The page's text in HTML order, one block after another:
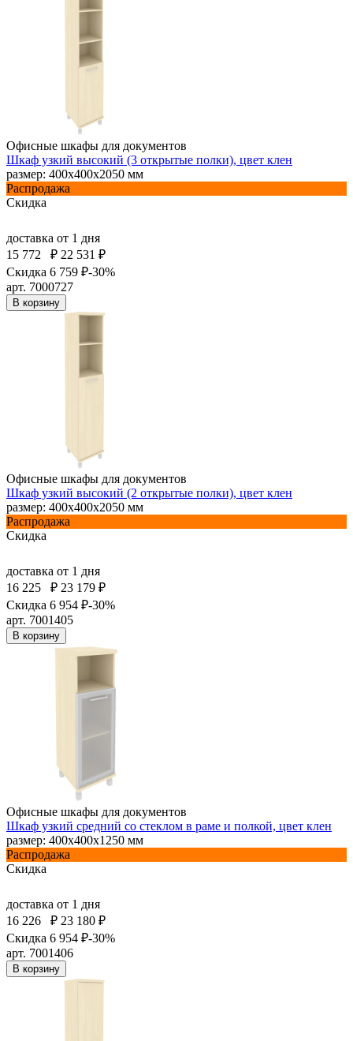
Офисные шкафы для документов
Шкаф узкий высокий (3 открытые полки), цвет клен
размер: 400х400х2050 мм
Распродажа
Скидка
доставка от 1 дня
15 772
₽ 22 531 ₽
Скидка 6 759 ₽-30%
арт. 7000727
В корзину
Офисные шкафы для документов
Шкаф узкий высокий (2 открытые полки), цвет клен
размер: 400х400х2050 мм
Распродажа
Скидка
доставка от 1 дня
16 225
₽ 23 179 ₽
Скидка 6 954 ₽-30%
арт. 7001405
В корзину
Офисные шкафы для документов
Шкаф узкий средний со стеклом в раме и полкой, цвет клен
размер: 400х400х1250 мм
Распродажа
Скидка
доставка от 1 дня
16 226
₽ 23 180 ₽
Скидка 6 954 ₽-30%
арт. 7001406
В корзину